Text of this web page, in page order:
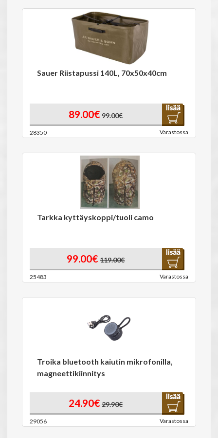
Sauer Riistapussi 140L, 70x50x40cm
89.00€ 99.00€
28350 Varastossa
Tarkka kyttäyskoppi/tuoli camo
99.00€ 119.00€
25483 Varastossa
Troika bluetooth kaiutin mikrofonilla,
magneettikiinnitys
24.90€ 29.90€
29056 Varastossa